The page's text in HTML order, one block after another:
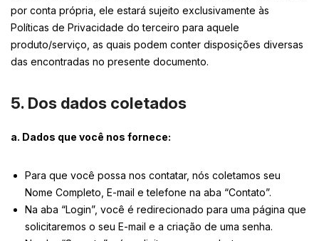
por conta própria, ele estará sujeito exclusivamente às
Políticas de Privacidade do terceiro para aquele
produto/serviço, as quais podem conter disposições diversas
das encontradas no presente documento.
5. Dos dados coletados
a. Dados que você nos fornece:
Para que você possa nos contatar, nós coletamos seu
Nome Completo, E-mail e telefone na aba “Contato”.
Na aba “Login”, você é redirecionado para uma página que
solicitaremos o seu E-mail e a criação de uma senha.